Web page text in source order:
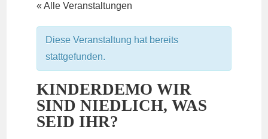
« Alle Veranstaltungen
Diese Veranstaltung hat bereits
stattgefunden.
KINDERDEMO WIR
SIND NIEDLICH, WAS
SEID IHR?